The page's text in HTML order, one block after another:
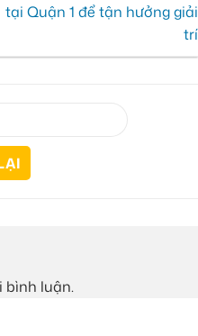
tại Quận 1 để tận hưởng giải
trí
bình luận.